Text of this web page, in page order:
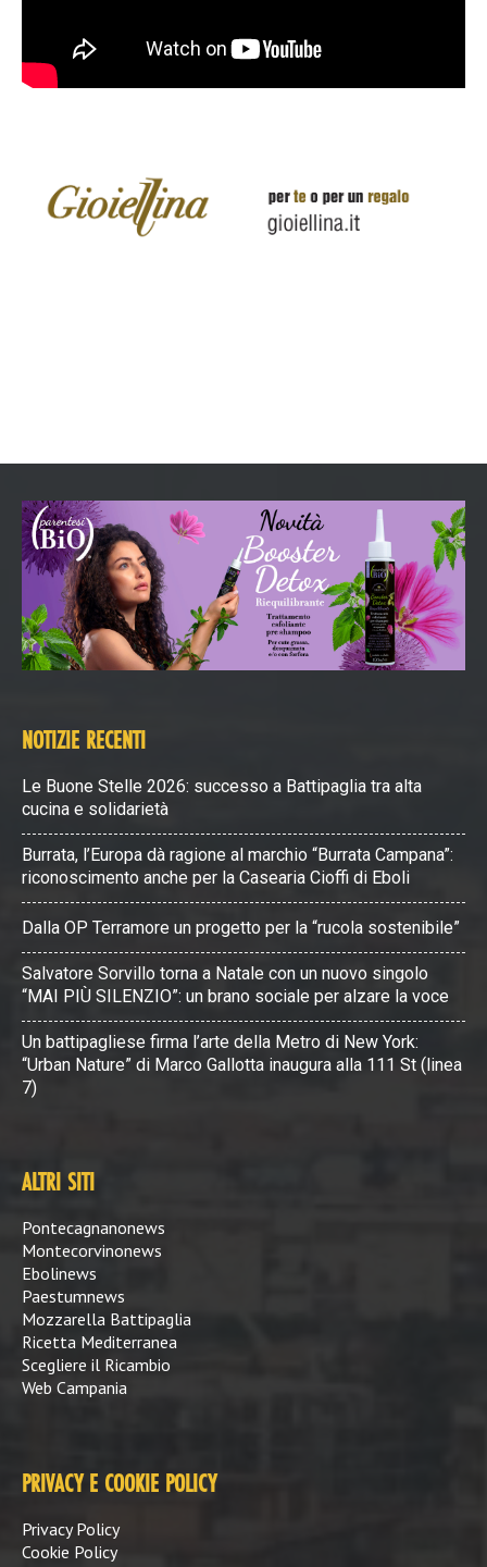
NOTIZIE RECENTI
Le Buone Stelle 2026: successo a Battipaglia tra alta
cucina e solidarietà
Burrata, l’Europa dà ragione al marchio “Burrata Campana”:
riconoscimento anche per la Casearia Cioffi di Eboli
Dalla OP Terramore un progetto per la “rucola sostenibile”
Salvatore Sorvillo torna a Natale con un nuovo singolo
“MAI PIÙ SILENZIO”: un brano sociale per alzare la voce
Un battipagliese firma l’arte della Metro di New York:
“Urban Nature” di Marco Gallotta inaugura alla 111 St (linea
7)
ALTRI SITI
Pontecagnanonews
Montecorvinonews
Ebolinews
Paestumnews
Mozzarella Battipaglia
Ricetta Mediterranea
Scegliere il Ricambio
Web Campania
PRIVACY E COOKIE POLICY
Privacy Policy
Cookie Policy